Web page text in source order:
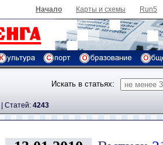
Начало Карты и схемы Run5
Искать в статьях:
| Cтатей: 4243